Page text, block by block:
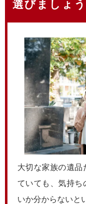
選びましょう
大切な家族の遺品
ていても、気持ち
いか分からないと